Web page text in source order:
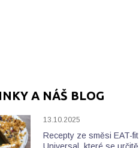
A NÁŠ BLOG
13.10.2025
Recepty ze směsi EAT-fit